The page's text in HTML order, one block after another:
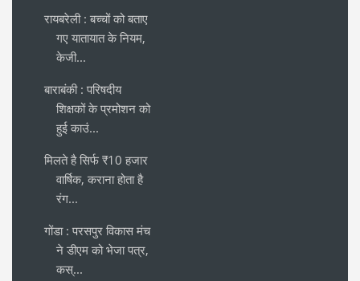
रायबरेली : बच्चों को बताए
गए यातायात के नियम,
केजी...
बाराबंकी : परिषदीय
शिक्षकों के प्रमोशन को
हुई काउं...
मिलते है सिर्फ ₹10 हजार
वार्षिक, कराना होता है
रंग...
गोंडा : परसपुर विकास मंच
ने डीएम को भेजा पत्र,
कस्...